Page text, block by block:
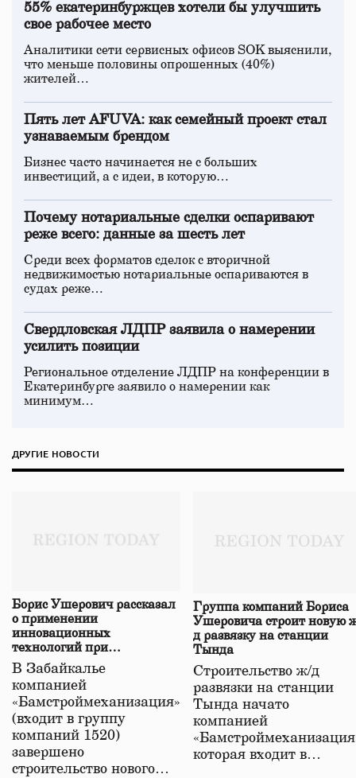
55% екатеринбуржцев хотели бы улучшить
свое рабочее место
Аналитики сети сервисных офисов SOK выяснили,
что меньше половины опрошенных (40%)
жителей…
Пять лет AFUVA: как семейный проект стал
узнаваемым брендом
Бизнес часто начинается не с больших
инвестиций, а с идеи, в которую…
Почему нотариальные сделки оспаривают
реже всего: данные за шесть лет
Среди всех форматов сделок с вторичной
недвижимостью нотариальные оспариваются в
судах реже…
Свердловская ЛДПР заявила о намерении
усилить позиции
Региональное отделение ЛДПР на конференции в
Екатеринбурге заявило о намерении как
минимум…
ДРУГИЕ НОВОСТИ
Борис Ушерович рассказал
о применении
инновационных
технологий при
строительстве нового моста
в Забайкалье
В Забайкалье
компанией
«Бамстроймеханизация»
(входит в группу
компаний 1520)
завершено
строительство нового…
Группа компаний Бориса
Ушеровича строит новую
д развязку на станции
Тында
Строительство ж/д
развязки на станции
Тында начато
компанией
которая входит в…